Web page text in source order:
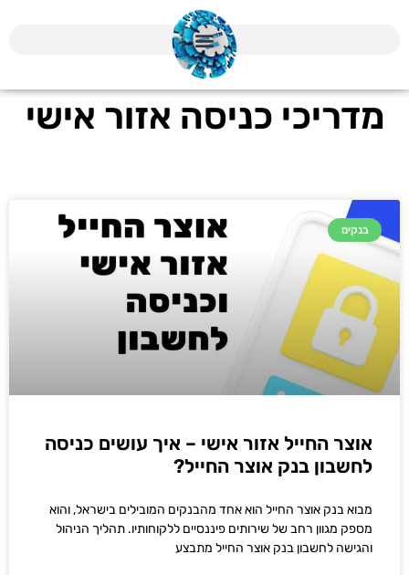
מדריכי כניסה אזור אישי
בנקים
אוצר החייל אזור אישי – איך עושים כניסה
לחשבון בנק אוצר החייל?
מבוא בנק אוצר החייל הוא אחד מהבנקים המובילים בישראל, והוא
מספק מגוון רחב של שירותים פיננסיים ללקוחותיו. תהליך הניהול
והגישה לחשבון בנק אוצר החייל מתבצע